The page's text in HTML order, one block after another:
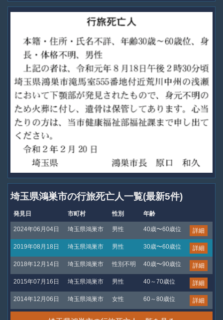
埼玉県鴻巣市の行旅死亡人一覧(最新5件)
発見日 市町村 性別 年齢
2024年06月04日 埼玉県鴻巣市 男性 40歳〜60歳位 詳細
2019年08月18日 埼玉県鴻巣市 男性 30歳〜60歳位 詳細
2018年12月14日 埼玉県鴻巣市 性別不明 40歳〜90歳位 詳細
2015年07月16日 埼玉県鴻巣市 男性 40～70歳位 詳細
2014年12月06日 埼玉県鴻巣市 女性 60～80歳位 詳細